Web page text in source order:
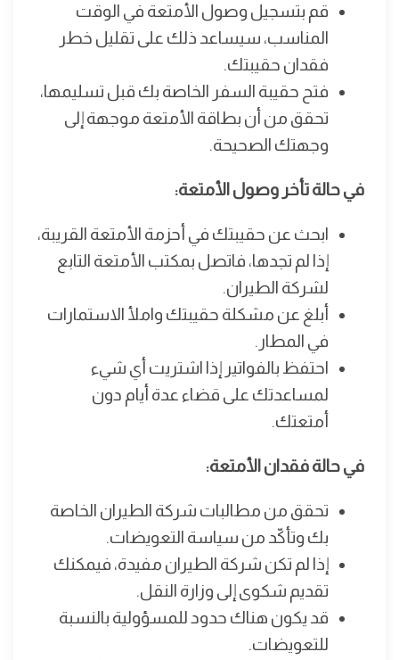
قم بتسجيل وصول الأمتعة في الوقت
المناسب، سيساعد ذلك على تقليل خطر
فقدان حقيبتك.
فتح حقيبة السفر الخاصة بك قبل تسليمها،
تحقق من أن بطاقة الأمتعة موجهة إلى
وجهتك الصحيحة.
في حالة تأخر وصول الأمتعة:
ابحث عن حقيبتك في أحزمة الأمتعة القريبة،
إذا لم تجدها، فاتصل بمكتب الأمتعة التابع
لشركة الطيران.
أبلغ عن مشكلة حقيبتك واملأ الاستمارات
في المطار.
احتفظ بالفواتير إذا اشتريت أي شيء
لمساعدتك على قضاء عدة أيام دون
أمتعتك.
في حالة فقدان الأمتعة:
تحقق من مطالبات شركة الطيران الخاصة
بك وتأكّد من سياسة التعويضات.
إذا لم تكن شركة الطيران مفيدة، فيمكنك
تقديم شكوى إلى وزارة النقل.
قد يكون هناك حدود للمسؤولية بالنسبة
للتعويضات.